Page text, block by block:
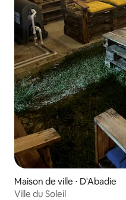
Maison de ville ⋅ D'Abadie
Ville du Soleil